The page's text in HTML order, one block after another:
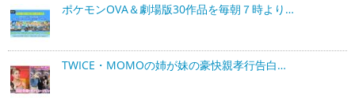
ポケモンOVA＆劇場版30作品を毎朝７時より…
TWICE・MOMOの姉が妹の豪快親孝行告白…